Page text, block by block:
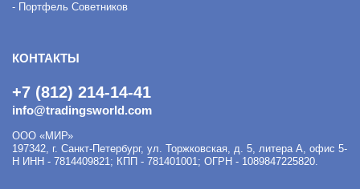
- Портфель Советников
КОНТАКТЫ
+7 (812) 214-14-41
info@tradingsworld.com
ООО «МИР»
197342, г. Санкт-Петербург, ул. Торжковская, д. 5, литера А, офис 5-
Н ИНН - 7814409821; КПП - 781401001; ОГРН - 1089847225820.